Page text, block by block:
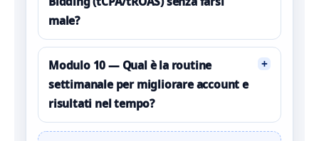
male?
Modulo 10 — Qual è la routine
settimanale per migliorare account e
risultati nel tempo?
+